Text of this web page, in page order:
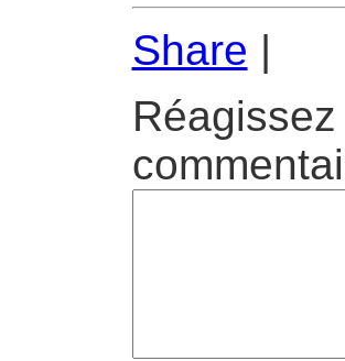
Share |